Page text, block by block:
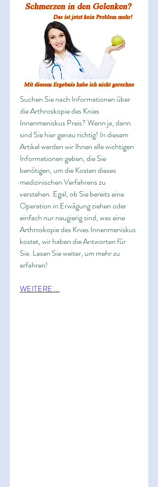
Suchen Sie nach Informationen über
die Arthroskopie des Knies
Innenmeniskus Preis? Wenn ja, dann
sind Sie hier genau richtig! In diesem
Artikel werden wir Ihnen alle wichtigen
Informationen geben, die Sie
benötigen, um die Kosten dieses
medizinischen Verfahrens zu
verstehen. Egal, ob Sie bereits eine
Operation in Erwägung ziehen oder
einfach nur neugierig sind, was eine
Arthroskopie des Knies Innenmeniskus
kostet, wir haben die Antworten für
Sie. Lesen Sie weiter, um mehr zu
erfahren!
WEITERE ...